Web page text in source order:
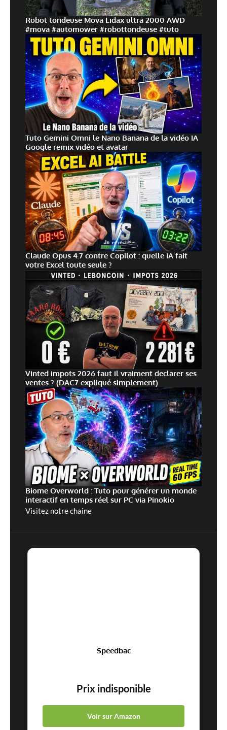
Robot tondeuse Mova Lidax ultra 2000 AWD
#mova #automower #robottondeuse #tuto
Tuto Gemini Omni le Nano Banana de la vidéo IA
Google remix vidéo et avatar
Claude Opus 4.7 contre Copilot : quelle IA fait
votre Excel toute seule ?
Vinted impots 2026 faut il vraiment declarer ses
ventes ? (DAC7 expliqué simplement)
Biome Overworld : Tuto pour générer un monde
interactif en temps réel sur PC via Pinokio
Visitez notre chaine
Speedbac
Prix indisponible
Voir sur Amazon